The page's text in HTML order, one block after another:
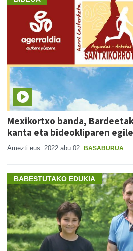
Mexikortxo banda,
kanta eta bideokliparen egile
Amezti.eus 2022 abu 02 BASABURUA
BABESTUTAKO EDUKIA